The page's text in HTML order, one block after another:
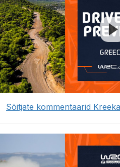
Sõitjate kommentaarid